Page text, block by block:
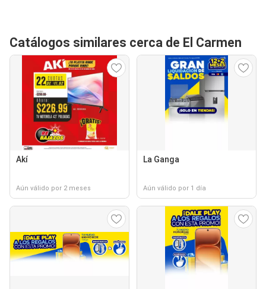
Catálogos similares cerca de El Carmen
Akí
Aún válido por 2 meses
La Ganga
Aún válido por 1 día